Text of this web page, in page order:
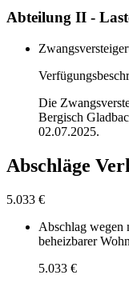
Abteilung II -
Die
Bergisch
02.07.2025.
Abschläge
5.033 €
Abschlag wegen
beheizbarer
5.033 €